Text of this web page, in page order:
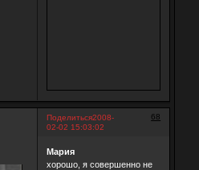
Поделиться 68
2008-
02-02 15:03:02
Мария
хорошо, я совершенно не